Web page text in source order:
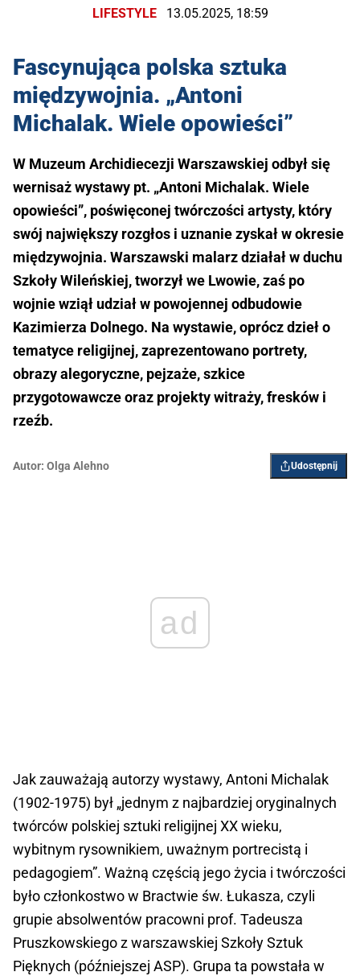
LIFESTYLE 13.05.2025, 18:59
Fascynująca polska sztuka
międzywojnia. „Antoni
Michalak. Wiele opowieści”
W Muzeum Archidiecezji Warszawskiej odbył się
wernisaż wystawy pt. „Antoni Michalak. Wiele
opowieści”, poświęconej twórczości artysty, który
swój największy rozgłos i uznanie zyskał w okresie
międzywojnia. Warszawski malarz działał w duchu
Szkoły Wileńskiej, tworzył we Lwowie, zaś po
wojnie wziął udział w powojennej odbudowie
Kazimierza Dolnego. Na wystawie, oprócz dzieł o
tematyce religijnej, zaprezentowano portrety,
obrazy alegoryczne, pejzaże, szkice
przygotowawcze oraz projekty witraży, fresków i
rzeźb.
Autor: Olga Alehno Udostępnij
ad
Jak zauważają autorzy wystawy, Antoni Michalak
(1902-1975) był „jednym z najbardziej oryginalnych
twórców polskiej sztuki religijnej XX wieku,
wybitnym rysownikiem, uważnym portrecistą i
pedagogiem”. Ważną częścią jego życia i twórczości
było członkostwo w Bractwie św. Łukasza, czyli
grupie absolwentów pracowni prof. Tadeusza
Pruszkowskiego z warszawskiej Szkoły Sztuk
Pięknych (późniejszej ASP). Grupa ta powstała w